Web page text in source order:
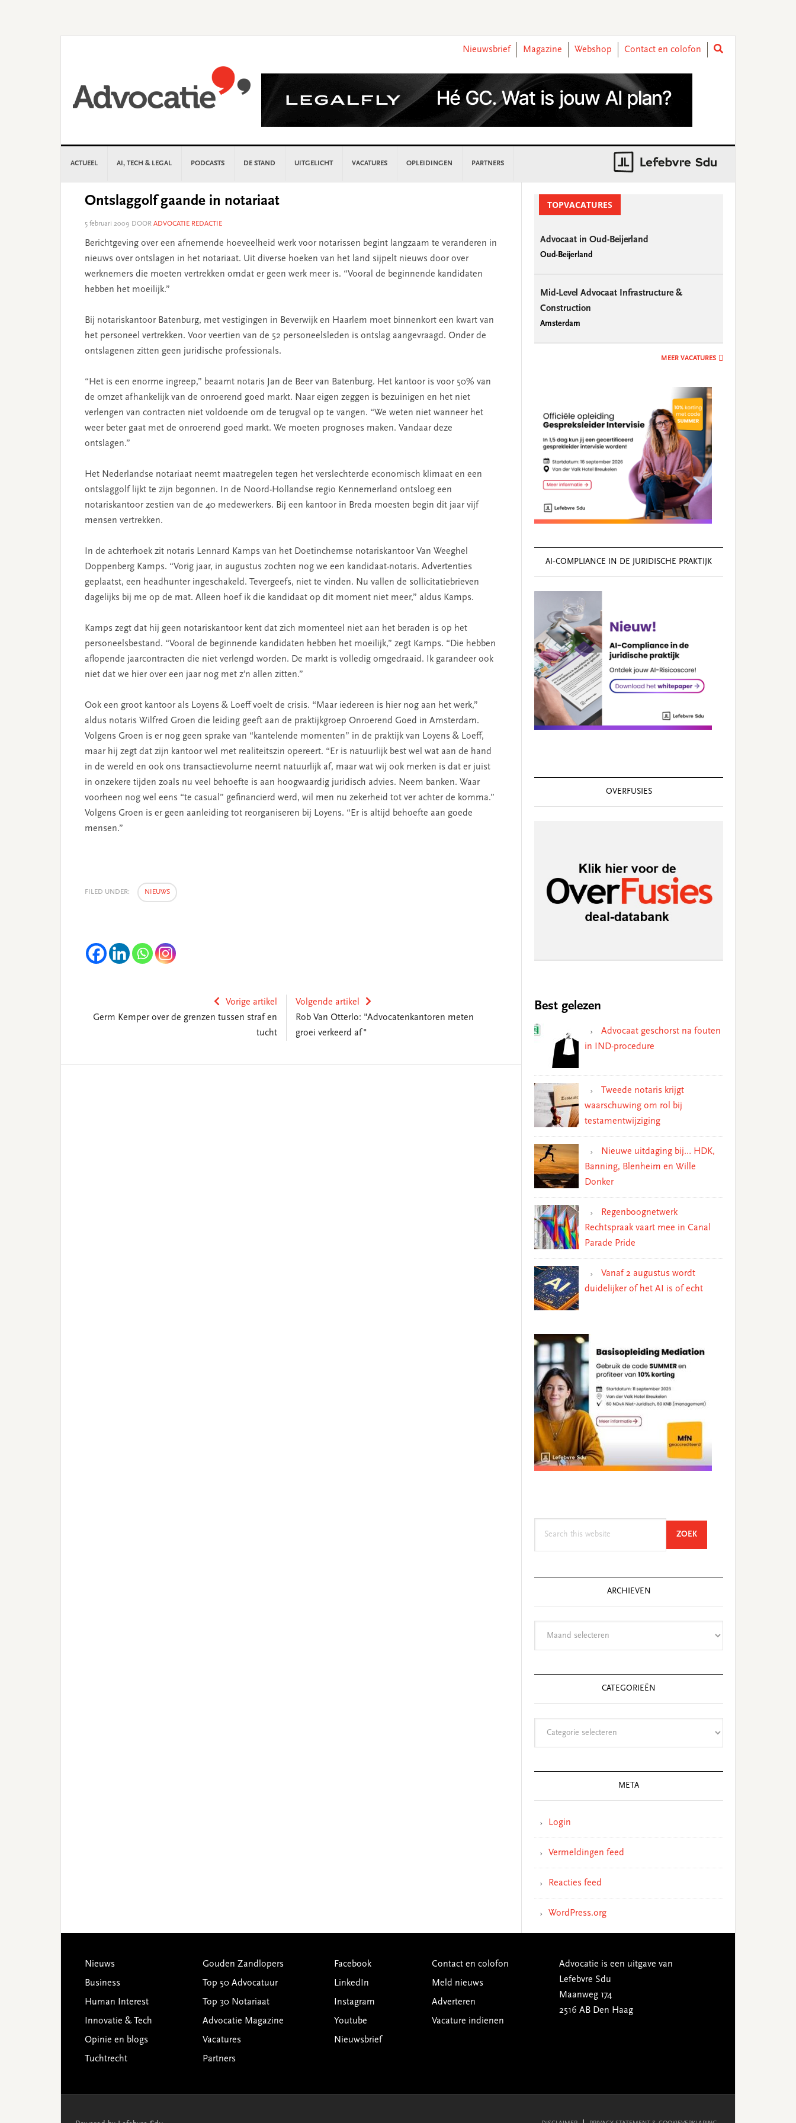
Nieuwsbrief
Magazine Webshop Contact en colofon
ACTUEEL AI, TECH & LEGAL PODCASTS DE STAND UITGELICHT VACATURES OPLEIDINGEN PARTNERS
Ontslaggolf gaande in notariaat
5 februari 2009 DOOR ADVOCATIE REDACTIE
Berichtgeving over een afnemende hoeveelheid werk voor notarissen begint langzaam te veranderen in
nieuws over ontslagen in het notariaat. Uit diverse hoeken van het land sijpelt nieuws door over
werknemers die moeten vertrekken omdat er geen werk meer is. “Vooral de beginnende kandidaten
hebben het moeilijk.”
Bij notariskantoor Batenburg, met vestigingen in Beverwijk en Haarlem moet binnenkort een kwart van
het personeel vertrekken. Voor veertien van de 52 personeelsleden is ontslag aangevraagd. Onder de
ontslagenen zitten geen juridische professionals.
“Het is een enorme ingreep,” beaamt notaris Jan de Beer van Batenburg. Het kantoor is voor 50% van
de omzet afhankelijk van de onroerend goed markt. Naar eigen zeggen is bezuinigen en het niet
verlengen van contracten niet voldoende om de terugval op te vangen. “We weten niet wanneer het
weer beter gaat met de onroerend goed markt. We moeten prognoses maken. Vandaar deze
ontslagen.”
Het Nederlandse notariaat neemt maatregelen tegen het verslechterde economisch klimaat en een
ontslaggolf lijkt te zijn begonnen. In de Noord-Hollandse regio Kennemerland ontsloeg een
notariskantoor zestien van de 40 medewerkers. Bij een kantoor in Breda moesten begin dit jaar vijf
mensen vertrekken.
In de achterhoek zit notaris Lennard Kamps van het Doetinchemse notariskantoor Van Weeghel
Doppenberg Kamps. “Vorig jaar, in augustus zochten nog we een kandidaat-notaris. Advertenties
geplaatst, een headhunter ingeschakeld. Tevergeefs, niet te vinden. Nu vallen de sollicitatiebrieven
dagelijks bij me op de mat. Alleen hoef ik die kandidaat op dit moment niet meer,” aldus Kamps.
Kamps zegt dat hij geen notariskantoor kent dat zich momenteel niet aan het beraden is op het
personeelsbestand. “Vooral de beginnende kandidaten hebben het moeilijk,” zegt Kamps. “Die hebben
aflopende jaarcontracten die niet verlengd worden. De markt is volledig omgedraaid. Ik garandeer ook
niet dat we hier over een jaar nog met z’n allen zitten.”
Ook een groot kantoor als Loyens & Loeff voelt de crisis. “Maar iedereen is hier nog aan het werk,”
aldus notaris Wilfred Groen die leiding geeft aan de praktijkgroep Onroerend Goed in Amsterdam.
Volgens Groen is er nog geen sprake van “kantelende momenten” in de praktijk van Loyens & Loeff,
maar hij zegt dat zijn kantoor wel met realiteitszin opereert. “Er is natuurlijk best wel wat aan de hand
in de wereld en ook ons transactievolume neemt natuurlijk af, maar wat wij ook merken is dat er juist
in onzekere tijden zoals nu veel behoefte is aan hoogwaardig juridisch advies. Neem banken. Waar
voorheen nog wel eens “te casual” gefinancierd werd, wil men nu zekerheid tot ver achter de komma.”
Volgens Groen is er geen aanleiding tot reorganiseren bij Loyens. “Er is altijd behoefte aan goede
mensen.”
FILED UNDER: NIEUWS
Vorige artikel
Germ Kemper over de grenzen tussen straf en
tucht
Volgende artikel
Rob Van Otterlo: "Advocatenkantoren meten
groei verkeerd af"
SidebarTOPVACATURES
Advocaat in Oud-Beijerland
Oud-Beijerland
Mid-Level Advocaat Infrastructure &
Construction
Amsterdam
MEER VACATURES
AI‑COMPLIANCE IN DE JURIDISCHE PRAKTIJK
OVERFUSIES
Best gelezen
Advocaat geschorst na fouten
in IND-procedure
Tweede notaris krijgt
waarschuwing om rol bij
testamentwijziging
Nieuwe uitdaging bij… HDK,
Banning, Blenheim en Wille
Donker
Regenboognetwerk
Rechtspraak vaart mee in Canal
Parade Pride
Vanaf 2 augustus wordt
duidelijker of het AI is of echt
ZOEKSEARCH
ARCHIEVEN
CATEGORIEËN
META
Login
Vermeldingen feed
Reacties feed
WordPress.org
Footer
Nieuws
Business
Human Interest
Innovatie & Tech
Opinie en blogs
Tuchtrecht
Gouden Zandlopers
Top 50 Advocatuur
Top 30 Notariaat
Advocatie Magazine
Vacatures
Partners
Facebook
LinkedIn
Instagram
Youtube
Nieuwsbrief
Contact en colofon
Meld nieuws
Adverteren
Vacature indienen
Advocatie is een uitgave van
Lefebvre Sdu
Maanweg 174
2516 AB Den Haag